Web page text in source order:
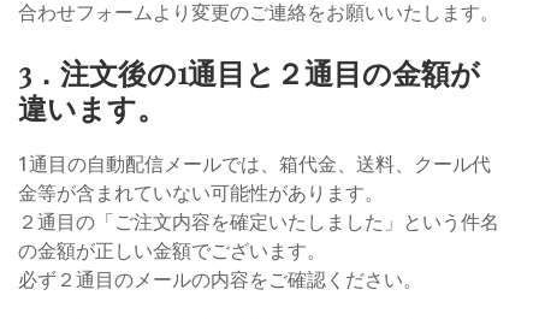
合わせフォームより変更のご連絡をお願いいたします。
3．注文後の1通目と２通目の金額が
違います。
1通目の自動配信メールでは、箱代金、送料、クール代
金等が含まれていない可能性があります。
２通目の「ご注文内容を確定いたしました」という件名
の金額が正しい金額でございます。
必ず２通目のメールの内容をご確認ください。